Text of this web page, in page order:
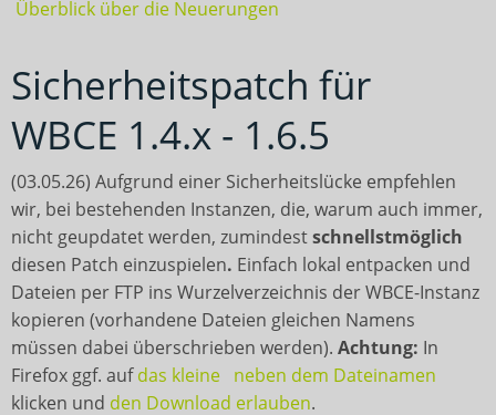
Überblick über die Neuerungen
Sicherheitspatch für
WBCE 1.4.x - 1.6.5
(03.05.26) Aufgrund einer Sicherheitslücke empfehlen
wir, bei bestehenden Instanzen, die, warum auch immer,
nicht geupdatet werden, zumindestschnellstmöglich
diesen Patch einzuspielen. Einfach lokal entpacken und
Dateien per FTP ins Wurzelverzeichnis der WBCE-Instanz
kopieren (vorhandene Dateien gleichen Namens
müssen dabei überschrieben werden). Achtung: In
Firefox ggf. aufdas kleine neben dem Dateinamen
klicken und den Download erlauben.